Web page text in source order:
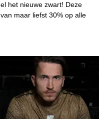
het nieuwe zwart! Deze
maar liefst 30% op alle